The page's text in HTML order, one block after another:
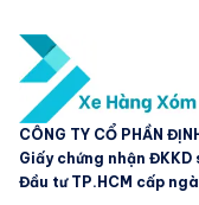
CÔNG TY CỔ PHẦN
Giấy chứng nhận ĐKKD
Đầu tư TP.HCM cấp